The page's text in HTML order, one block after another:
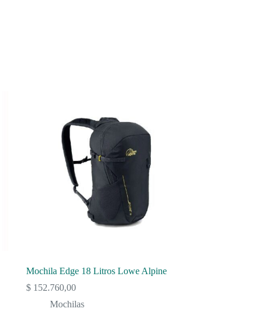
Mochila Edge 18 Litros Lowe Alpine
$152.760,00
Mochilas